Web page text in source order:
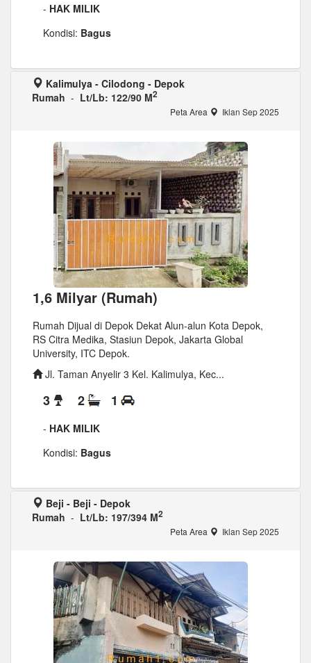
- HAK MILIK
Kondisi: Bagus
Kalimulya - Cilodong - Depok
Rumah - Lt/Lb: 122/90 M2
Peta Area Iklan Sep 2025
1,6 Milyar (Rumah)
Rumah Dijual di Depok Dekat Alun-alun Kota Depok,
RS Citra Medika, Stasiun Depok, Jakarta Global
University, ITC Depok.
Jl. Taman Anyelir 3 Kel. Kalimulya, Kec...
3 2 1
- HAK MILIK
Kondisi: Bagus
Beji - Beji - Depok
Rumah - Lt/Lb: 197/394 M2
Peta Area Iklan Sep 2025